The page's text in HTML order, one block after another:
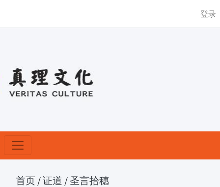
登录
首页 /证道 /圣言拾穗